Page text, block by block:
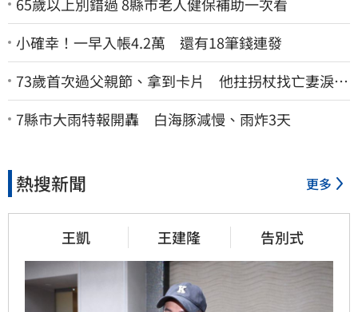
小確幸！一早入帳4.2萬 還有18筆錢連發
73歲首次過父親節、拿到卡片 他拄拐杖找亡妻淚：
今天好多人來幫我慶祝
7縣市大雨特報開轟 白海豚減慢、雨炸3天
熱搜新聞 更多
王凱 王建隆 告別式